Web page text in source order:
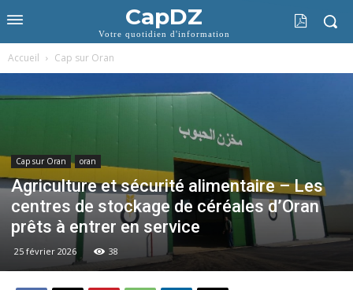
CapDZ
Votre quotidien d'information
Accueil Cap sur Oran
Cap sur Oran oran
Agriculture et sécurité alimentaire – Les
centres de stockage de céréales d’Oran
prêts à entrer en service
25 février 2026 38